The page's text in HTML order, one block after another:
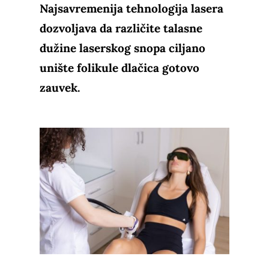
Najsavremenija tehnologija lasera
dozvoljava da različite talasne
dužine laserskog snopa ciljano
unište folikule dlačica gotovo
zauvek.